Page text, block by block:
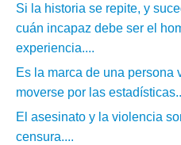
Si la historia se repite, y
cuán incapaz debe ser el
experiencia....
Es la marca de una persona
moverse por las
El asesinato y la violencia
censura....